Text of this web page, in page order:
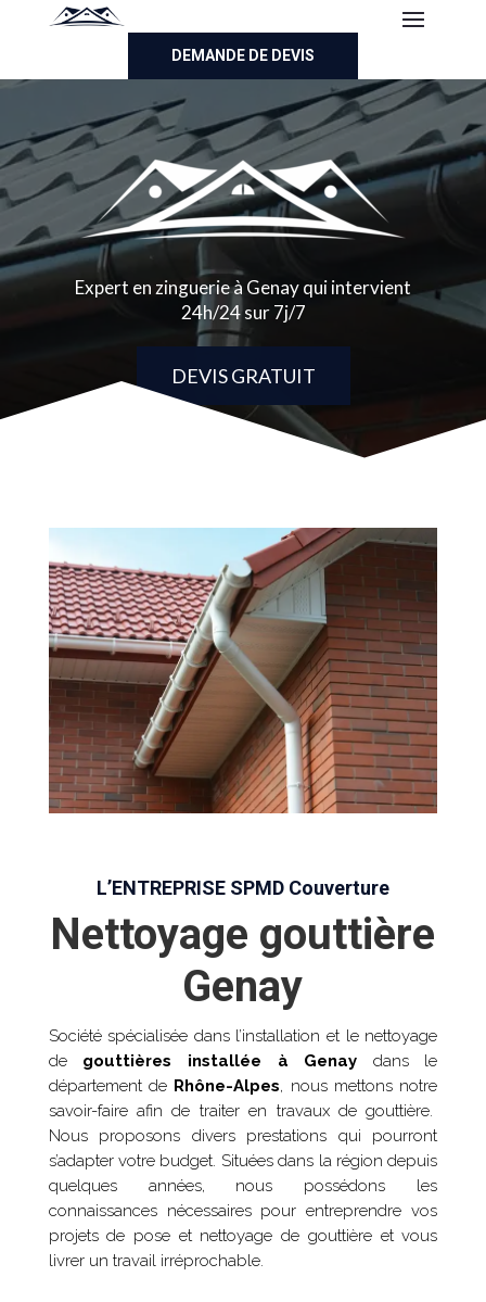
DEMANDE DE DEVIS
Expert en zinguerie à Genay qui intervient
24h/24 sur 7j/7
DEVIS GRATUIT
L’ENTREPRISE SPMD Couverture
Nettoyage gouttière
Genay
Société spécialisée dans l’installation et le nettoyage
de gouttières installée à Genay dans le
département de Rhône-Alpes, nous mettons notre
savoir-faire afin de traiter en travaux de gouttière.
Nous proposons divers prestations qui pourront
s’adapter votre budget. Situées dans la région depuis
quelques années, nous possédons les
connaissances nécessaires pour entreprendre vos
projets de pose et nettoyage de gouttière et vous
livrer un travail irréprochable.